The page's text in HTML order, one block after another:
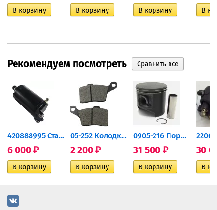
Рекомендуем посмотреть
420888995 Стартер для...
6 000 ₽
05-252 Колодки тормозные...
2 200 ₽
0905-216 Поршень Arctic Cat...
31 500 ₽ 30